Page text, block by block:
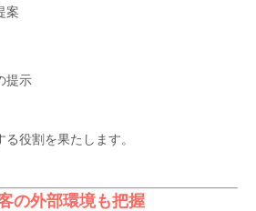
案
提示
役割を果たします。
の外部環境も把握